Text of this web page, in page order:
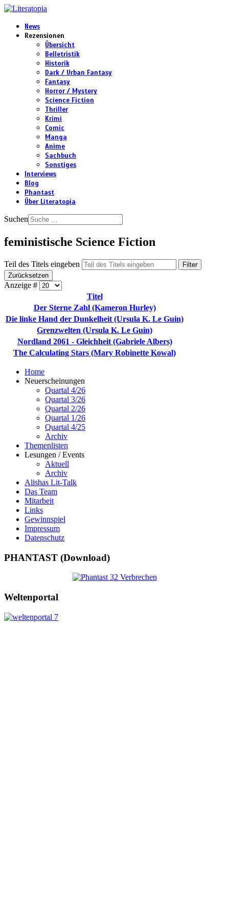
News
Rezensionen
Übersicht
Belletristik
Historik
Dark / Urban Fantasy
Fantasy
Horror / Mystery
Science Fiction
Thriller
Krimi
Comic
Manga
Anime
Sachbuch
Sonstiges
Interviews
Blog
Phantast
Über Literatopia
Suchen
feministische Science Fiction
Teil des Titels eingeben
Filter
Zurücksetzen
Anzeige #
Titel
Der Sterne Zahl (Kameron Hurley)
Die linke Hand der Dunkelheit (Ursula K. Le Guin)
Grenzwelten (Ursula K. Le Guin)
Nordland 2061 - Gleichheit (Gabriele Albers)
The Calculating Stars (Mary Robinette Kowal)
Home
Neuerscheinungen
Quartal 4/26
Quartal 3/26
Quartal 2/26
Quartal 1/26
Quartal 4/25
Archiv
Themenlisten
Lesungen / Events
Aktuell
Archiv
Alishas Lit-Talk
Das Team
Mitarbeit
Links
Gewinnspiel
Impressum
Datenschutz
PHANTAST (Download)
Weltenportal